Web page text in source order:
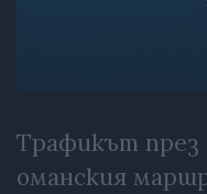
Трафикът през
оманския